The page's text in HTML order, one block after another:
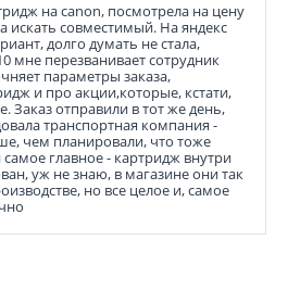
на canon, посмотрела на цену
искать совместимый. На яндекс
долго думать не стала,
мне перезванивает сотрудник
параметры заказа,
и про акции,которые, кстати,
Заказ отправили в тот же день,
транспортная компания -
чем планировали, что тоже
главное - картридж внутри
уж не знаю, в магазине они так
но все целое и, самое